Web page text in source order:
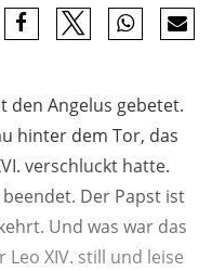
den Angelus gebetet.
hinter dem Tor, das
verschluckt hatte.
Der Papst ist
Und was war das
Leo XIV. still und leise